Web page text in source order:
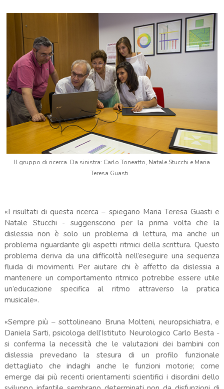
Il gruppo di ricerca. Da sinistra: Carlo Toneatto, Natale Stucchi e Maria
Teresa Guasti.
«I risultati di questa ricerca – spiegano Maria Teresa Guasti e
Natale Stucchi - suggeriscono per la prima volta che la
dislessia non è solo un problema di lettura, ma anche un
problema riguardante gli aspetti ritmici della scrittura. Questo
problema deriva da una difficoltà nell’eseguire una sequenza
fluida di movimenti. Per aiutare chi è affetto da dislessia a
mantenere un comportamento ritmico potrebbe essere utile
un’educazione specifica al ritmo attraverso la pratica
musicale».
«Sempre più – sottolineano Bruna Molteni, neuropsichiatra, e
Daniela Sarti, psicologa dell’Istituto Neurologico Carlo Besta -
si conferma la necessità che le valutazioni dei bambini con
dislessia prevedano la stesura di un profilo funzionale
dettagliato che indaghi anche le funzioni motorie; come
emerge dai più recenti orientamenti scientifici i disordini dello